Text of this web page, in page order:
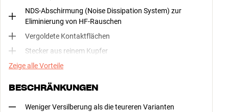
NDS-Abschirmung (Noise Dissipation System) zur
Eliminierung von HF-Rauschen
Vergoldete Kontaktflächen
Stecker aus reinem Kupfer
Zeige alle Vorteile
BESCHRÄNKUNGEN
Weniger Versilberung als die teureren Varianten